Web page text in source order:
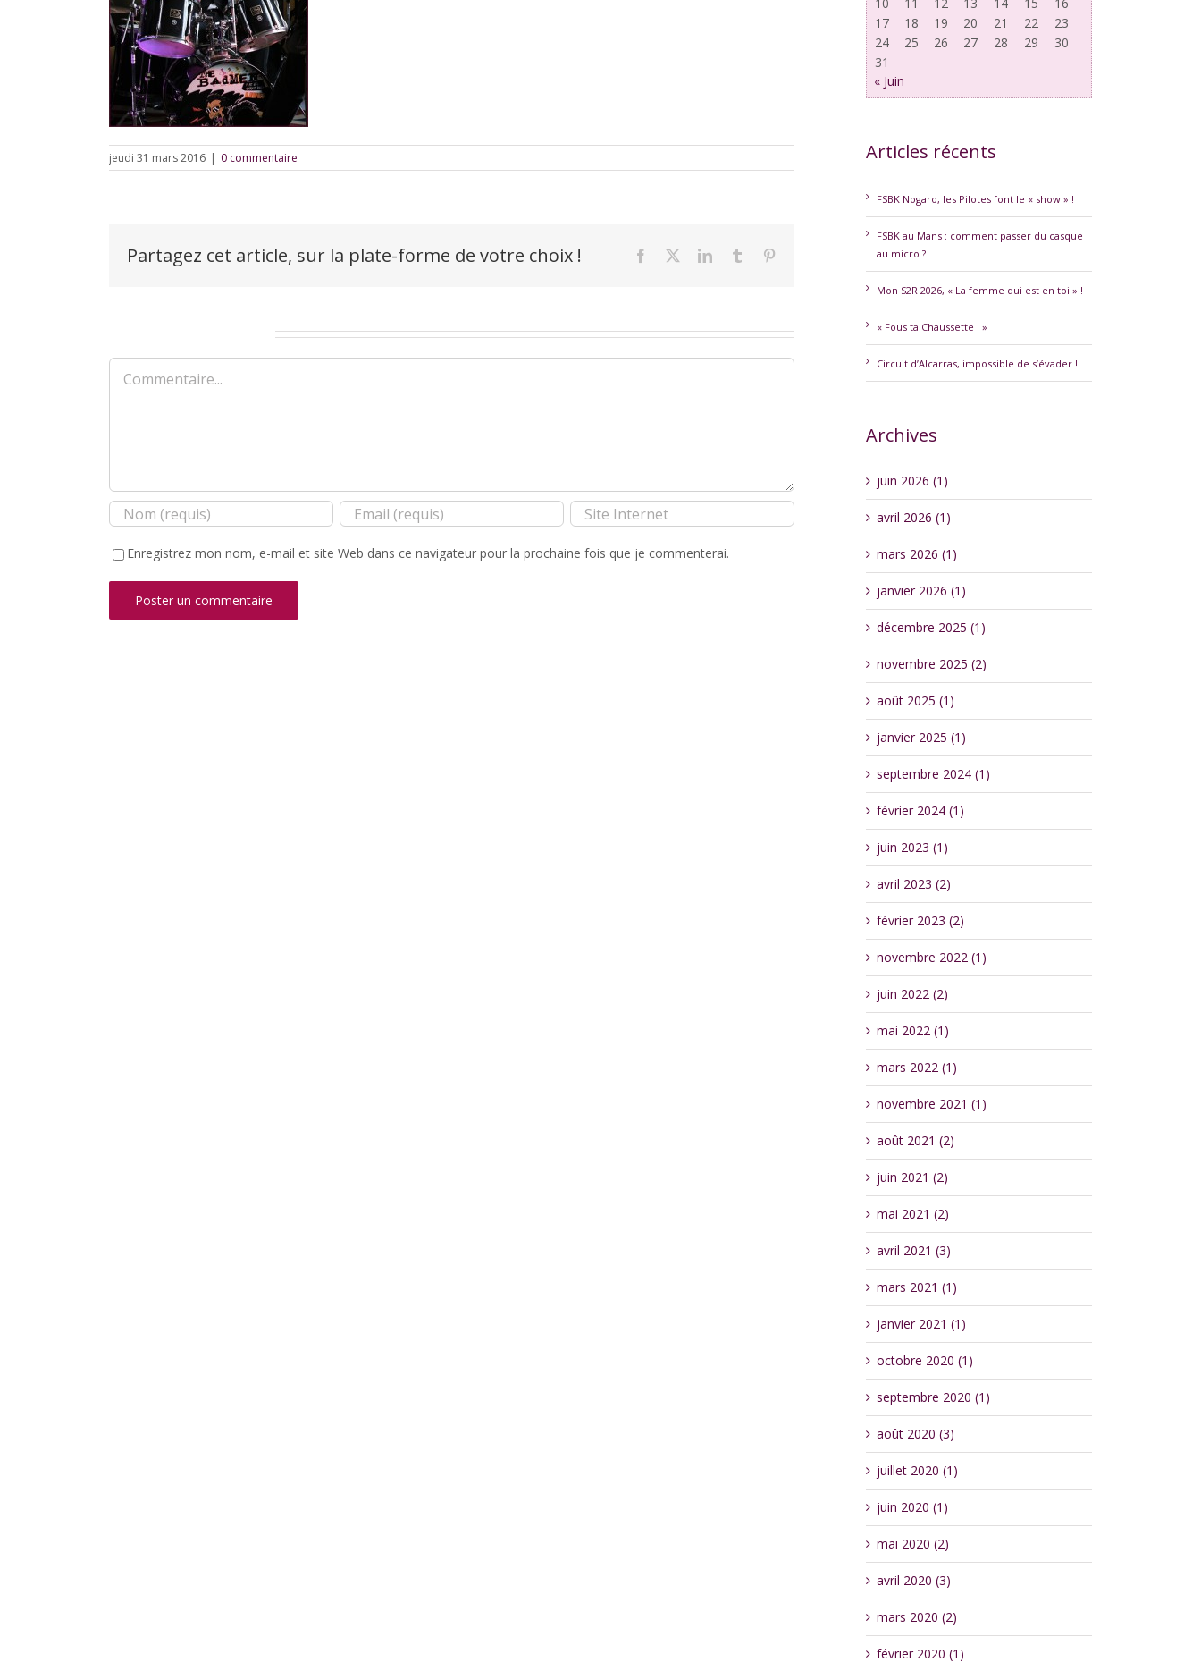
jeudi 31 mars 2016 | 0 commentaire
Partagez cet article, sur la plate-forme de votre choix ! Facebook LinkedInTumblr
Commentaire
Enregistrez mon nom, e-mail et site Web dans ce navigateur pour la prochaine fois que je commenterai.
17
18 19 20 21 22
23
24
25 26 27 28 29
30
31
« Juin
Articles récents
FSBK Nogaro, les Pilotes font le « show » !
FSBK au Mans : comment passer du casque
au micro ?
Mon S2R 2026, « La femme qui est en toi » !
« Fous ta Chaussette ! »
Circuit d’Alcarras, impossible de s’évader !
Archives
juin 2026 (1)
avril 2026 (1)
mars 2026 (1)
janvier 2026 (1)
décembre 2025 (1)
novembre 2025 (2)
août 2025 (1)
janvier 2025 (1)
septembre 2024 (1)
février 2024 (1)
juin 2023 (1)
avril 2023 (2)
février 2023 (2)
novembre 2022 (1)
juin 2022 (2)
mai 2022 (1)
mars 2022 (1)
novembre 2021 (1)
août 2021 (2)
juin 2021 (2)
mai 2021 (2)
avril 2021 (3)
mars 2021 (1)
janvier 2021 (1)
octobre 2020 (1)
septembre 2020 (1)
août 2020 (3)
juillet 2020 (1)
juin 2020 (1)
mai 2020 (2)
avril 2020 (3)
mars 2020 (2)
février 2020 (1)